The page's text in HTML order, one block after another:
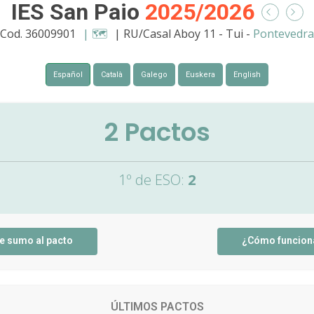
IES San Paio 2025/2026
Cod. 36009901 | 🗺️ | RU/Casal Aboy 11 - Tui - Pontevedra
Español Català Galego Euskera English
2 Pactos
1º de ESO: 2
sumo al pacto ¿Cómo
ÚLTIMOS PACTOS